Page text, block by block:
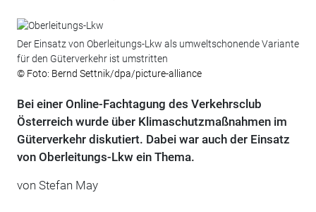
Der Einsatz von Oberleitungs-Lkw als umweltschonende Variante
für den Güterverkehr ist umstritten
© Foto: Bernd Settnik/dpa/picture-alliance
Bei einer Online-Fachtagung des Verkehrsclub
Österreich wurde über Klimaschutzmaßnahmen im
Güterverkehr diskutiert. Dabei war auch der Einsatz
von Oberleitungs-Lkw ein Thema.
von Stefan May